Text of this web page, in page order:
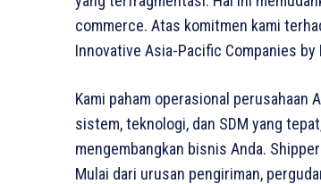
commerce. Atas komitmen kami
Innovative Asia-Pacific Companies by
Kami paham operasional perusahaan
sistem, teknologi, dan SDM yang
mengembangkan bisnis Anda.
Mulai dari urusan pengiriman,